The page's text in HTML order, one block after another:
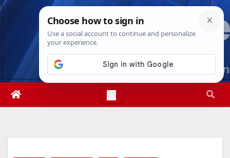
Skip
Fri. Aug 7th, 202610:09:16 AM